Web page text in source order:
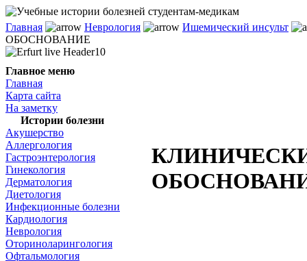
Главная Неврология
Ишемический инсульт
ОБОСНОВАНИЕ
Главное меню
Главная
Карта сайта
На заметку
Истории болезни
Акушерство
Аллергология
Гастроэнтерология
Гинекология
Дерматология
Диетология
Инфекционные болезни
Кардиология
Неврология
Оториноларингология
Офтальмология